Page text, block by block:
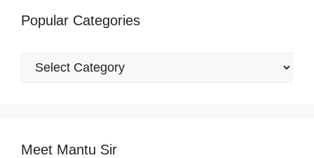
Popular Categories
Popular
Meet Mantu Sir